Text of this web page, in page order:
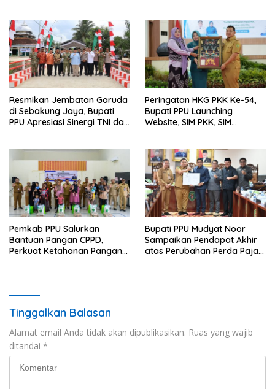
Resmikan Jembatan Garuda
di Sebakung Jaya, Bupati
PPU Apresiasi Sinergi TNI dan
Peringatan HKG PKK Ke-54,
Bupati PPU Launching
Website, SIM PKK, SIM
Pemkab PPU Salurkan
Bantuan Pangan CPPD,
Perkuat Ketahanan Pangan
Bupati PPU Mudyat Noor
Sampaikan Pendapat Akhir
atas Perubahan Perda Pajak
Tinggalkan Balasan
Alamat email Anda tidak akan dipublikasikan. Ruas yang wajib
ditandai *